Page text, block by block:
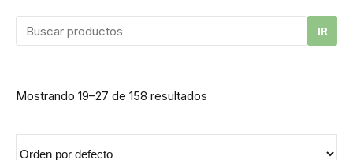
Mostrando 19–27 de 158 resultados